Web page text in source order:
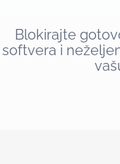
Blokirajte
softvera i